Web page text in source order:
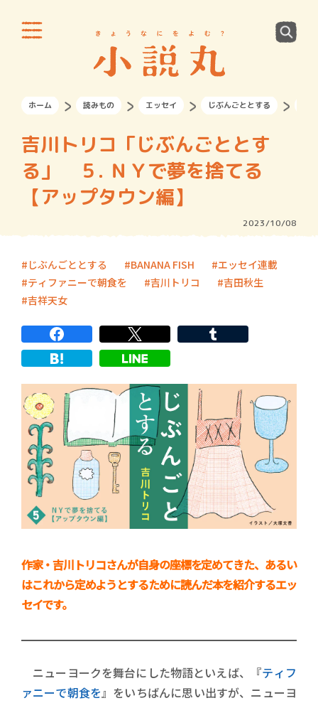
ホーム 読みもの エッセイ じぶんごととする
吉川トリコ「じぶんごととす
る」 ５. ＮＹで夢を捨てる
【アップタウン編】
2023/10/08
じぶんごととする BANANA FISH
エッセイ連載
ティファニーで朝食を
吉川トリコ
吉田秋生
吉祥天女
作家・吉川トリコさんが自身の座標を定めてきた、あるい
はこれから定めようとするために読んだ本を紹介するエッ
セイです。
ニューヨークを舞台にした物語といえば、『ティフ
ァニーで朝食を』をいちばんに思い出すが、ニューヨ